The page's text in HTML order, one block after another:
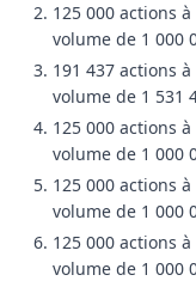
125 000 actions
volume de 1 000
191 437 actions
volume de 1 531
125 000 actions
volume de 1 000
125 000 actions
volume de 1 000
125 000 actions
volume de 1 000